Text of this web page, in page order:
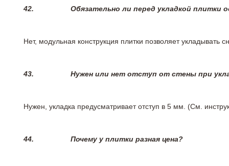
42. Обязательно ли перед укладкой плитки
Нет, модульная конструкция плитки позволяет
43. Нужен или нет отступ от стены при
Нужен, укладка предусматривает отступ в 5 мм. (См.
44. Почему у плитки разная цена?